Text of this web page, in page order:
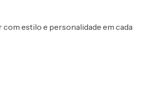
estilo e personalidade em cada